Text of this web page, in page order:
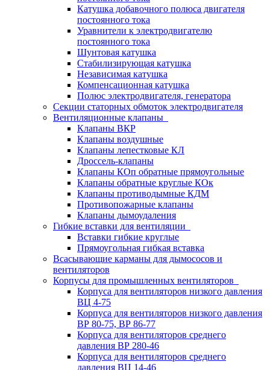
Катушка добавочного полюса двигателя
постоянного тока
Уравнители к электродвигателю
постоянного тока
Шунтовая катушка
Стабилизирующая катушка
Независимая катушка
Компенсационная катушка
Полюс электродвигателя, генератора
Секции статорных обмоток электродвигателя
Вентиляционные клапаны
Клапаны ВКР
Клапаны воздушные
Клапаны лепестковые КЛ
Дроссель-клапаны
Клапаны КОп обратные прямоугольные
Клапаны обратные круглые КОк
Клапаны противодымные КДМ
Противопожарные клапаны
Клапаны дымоудаления
Гибкие вставки для вентиляции
Вставки гибкие круглые
Прямоугольная гибкая вставка
Всасывающие карманы для дымососов и
вентиляторов
Корпусы для промышленных вентиляторов
Корпуса для вентиляторов низкого давления
ВЦ 4-75
Корпуса для вентиляторов низкого давления
ВР 80-75, ВР 86-77
Корпуса для вентиляторов среднего
давления ВР 280-46
Корпуса для вентиляторов среднего
давления ВЦ 14-46